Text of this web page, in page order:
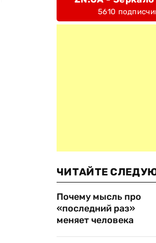
5610
ЧИТАЙТЕ
Почему мысль про
«последний раз»
меняет человека